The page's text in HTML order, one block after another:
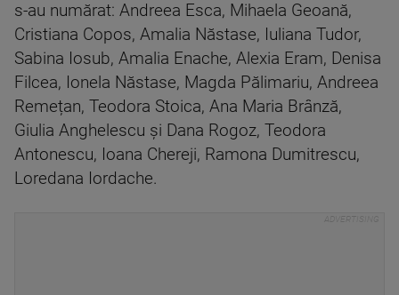
s-au numărat: Andreea Esca, Mihaela Geoană,
Cristiana Copos, Amalia Năstase, Iuliana Tudor,
Sabina Iosub, Amalia Enache, Alexia Eram, Denisa
Filcea, Ionela Năstase, Magda Pălimariu, Andreea
Remețan, Teodora Stoica, Ana Maria Brânză,
Giulia Anghelescu și Dana Rogoz, Teodora
Antonescu, Ioana Chereji, Ramona Dumitrescu,
Loredana Iordache.